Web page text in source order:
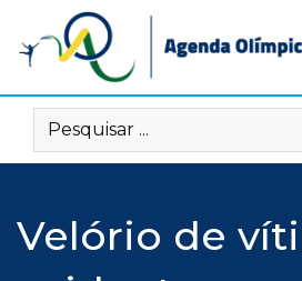
content
Velório de